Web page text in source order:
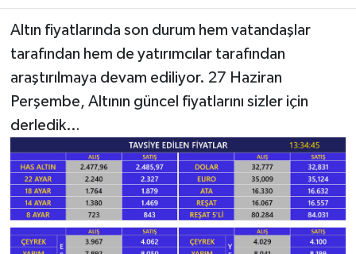
Altın fiyatlarında son durum hem vatandaşlar
tarafından hem de yatırımcılar tarafından
araştırılmaya devam ediliyor. 27 Haziran
Perşembe, Altının güncel fiyatlarını sizler için
derledik…
Yerel Haber
Akhisar Emlak
Etiketler